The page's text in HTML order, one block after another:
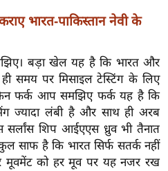
भारत-पाकिस्तान नेवी के
बड़ा खेल यह है कि भारत और
समय पर मिसाइल टेस्टिंग के लिए
फर्क आप समझिए फर्क यह है कि
ज्यादा लंबी है और साथ ही अरब
शिप आईएएस ध्रुव भी तैनात
साफ है कि भारत सिर्फ सतर्क नहीं
मूवमेंट को हर मूव पर यह नजर रख